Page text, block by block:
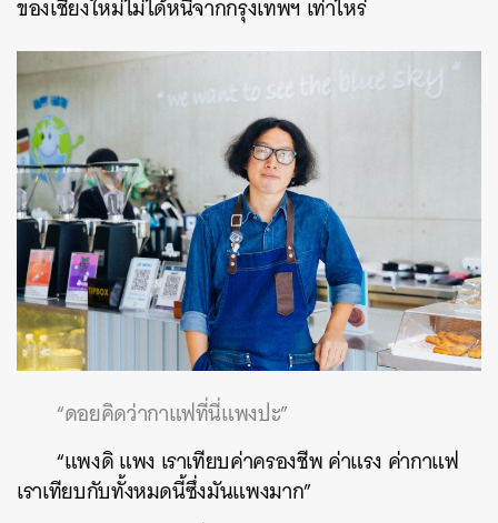
ของเชียงใหม่ไม่ได้หนีจากกรุงเทพฯ เท่าไหร่
“ดอยคิดว่ากาแฟที่นี่แพงปะ”
“แพงดิ แพง เราเทียบค่าครองชีพ ค่าแรง ค่ากาแฟ
เราเทียบกับทั้งหมดนี้ซึ่งมันแพงมาก”